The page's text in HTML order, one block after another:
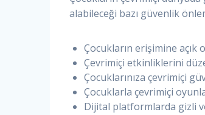
alabileceği bazı güvenlik
Çocukların erişimine açık
Çevrimiçi etkinliklerini
Çocuklarınıza çevrimiçi
Çocuklarla çevrimiçi
Dijital platformlarda gizli